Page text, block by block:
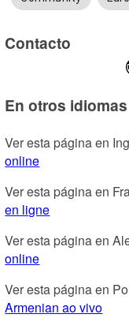
Contacto
En otros idiomas
Ver esta página en
online
Ver esta página en
en ligne
Ver esta página en
online
Ver esta página en
Armenian ao vivo